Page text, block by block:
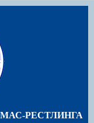
РЕСТЛИНГА